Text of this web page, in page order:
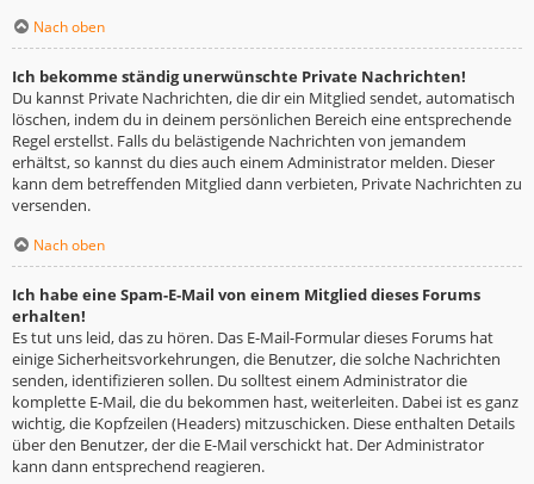
Nach oben
Ich bekomme ständig unerwünschte Private Nachrichten!
Du kannst Private Nachrichten, die dir ein Mitglied sendet, automatisch
löschen, indem du in deinem persönlichen Bereich eine entsprechende
Regel erstellst. Falls du belästigende Nachrichten von jemandem
erhältst, so kannst du dies auch einem Administrator melden. Dieser
kann dem betreffenden Mitglied dann verbieten, Private Nachrichten zu
versenden.
Nach oben
Ich habe eine Spam-E-Mail von einem Mitglied dieses Forums
erhalten!
Es tut uns leid, das zu hören. Das E-Mail-Formular dieses Forums hat
einige Sicherheitsvorkehrungen, die Benutzer, die solche Nachrichten
senden, identifizieren sollen. Du solltest einem Administrator die
komplette E-Mail, die du bekommen hast, weiterleiten. Dabei ist es ganz
wichtig, die Kopfzeilen (Headers) mitzuschicken. Diese enthalten Details
über den Benutzer, der die E-Mail verschickt hat. Der Administrator
kann dann entsprechend reagieren.